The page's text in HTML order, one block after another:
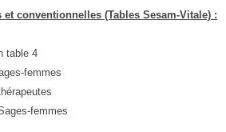
conventionnelles (Tables Sesam-Vitale) :
table 4
femmes
femmes